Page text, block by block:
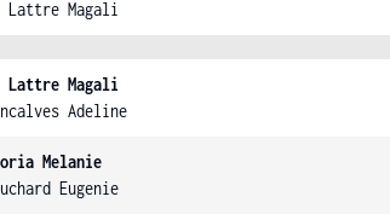
Lattre Magali
Lattre Magali
Adeline
Melanie
Eugenie